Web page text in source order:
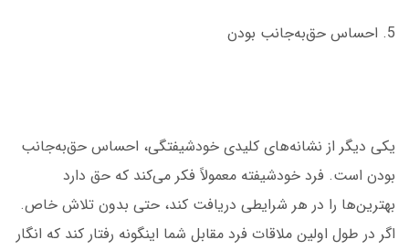
5. احساس حق‌به‌جانب بودن
یکی دیگر از نشانه‌های کلیدی خودشیفتگی، احساس حق‌به‌جانب
بودن است. فرد خودشیفته معمولاً فکر می‌کند که حق دارد
بهترین‌ها را در هر شرایطی دریافت کند، حتی بدون تلاش خاص.
اگر در طول اولین ملاقات فرد مقابل شما اینگونه رفتار کند که انگار